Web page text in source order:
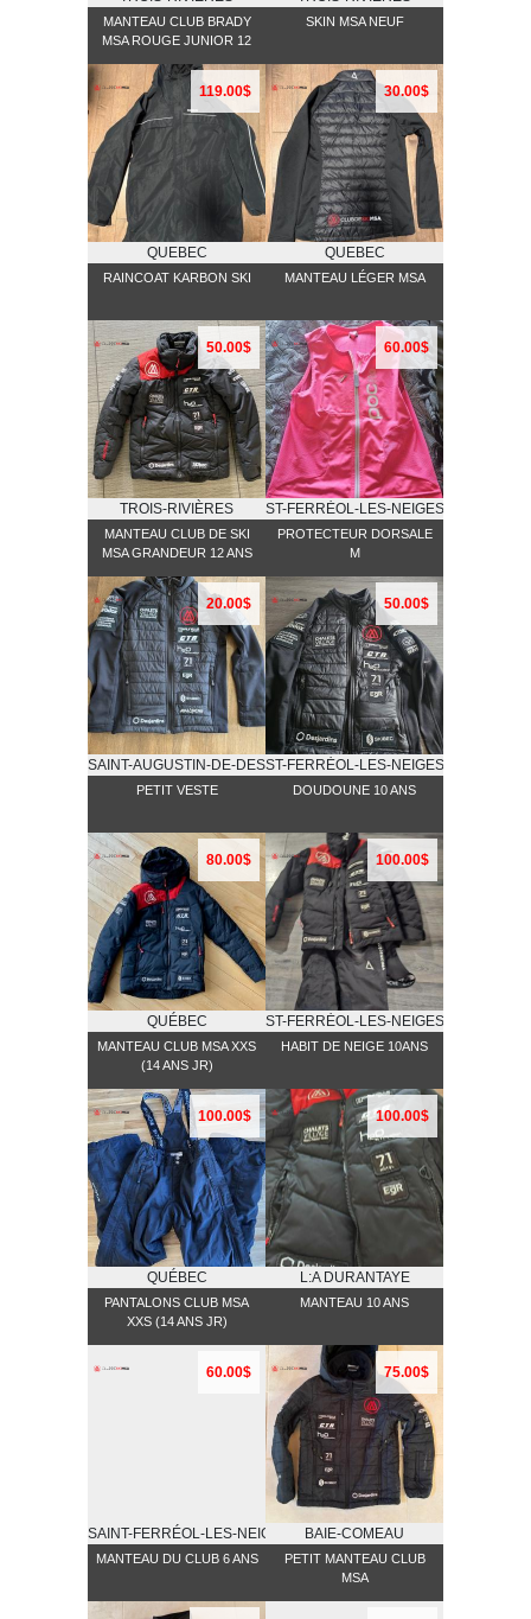
MANTEAU CLUB BRADY
MSA ROUGE JUNIOR 12
SKIN MSA NEUF
119.00$
QUEBEC
RAINCOAT KARBON SKI
30.00$
QUEBEC
MANTEAU LÉGER MSA
50.00$
TROIS-RIVIÈRES
MANTEAU CLUB DE SKI
MSA GRANDEUR 12 ANS
60.00$
ST-FERRĖOL-LES-NEIGES
PROTECTEUR DORSALE
M
20.00$
SAINT-AUGUSTIN-DE-DESMAURES
PETIT VESTE
50.00$
ST-FERRĖOL-LES-NEIGES
DOUDOUNE 10 ANS
80.00$
QUÉBEC
MANTEAU CLUB MSA XXS
(14 ANS JR)
100.00$
ST-FERRĖOL-LES-NEIGES
HABIT DE NEIGE 10ANS
100.00$
QUÉBEC
PANTALONS CLUB MSA
XXS (14 ANS JR)
100.00$
L:A DURANTAYE
MANTEAU 10 ANS
60.00$
SAINT-FERRÉOL-LES-NEIGES
MANTEAU DU CLUB 6 ANS
75.00$
BAIE-COMEAU
PETIT MANTEAU CLUB
MSA